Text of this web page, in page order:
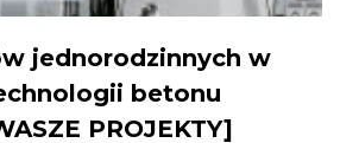
jednorodzinnych w
betonu
PROJEKTY]